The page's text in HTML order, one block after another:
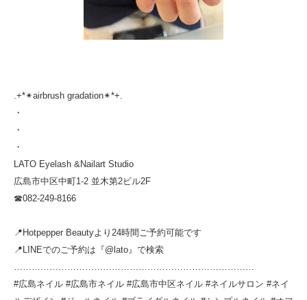
.+*✴︎airbrush gradation✴︎*+.
・
・
・
LATO Eyelash &Nailart Studio
広島市中区中町1-2 並木第2ビル2F
☎︎082-249-8166
📍Hotpepper Beautyより24時間ご予約可能です
📍LINEでのご予約は『@lato』で検索
………………………………………………………………………
#広島ネイル #広島市ネイル #広島市中区ネイル #ネイルサロン #ネイ